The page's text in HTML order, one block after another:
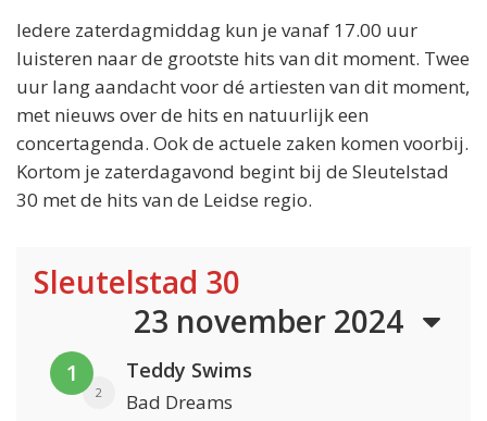
Iedere zaterdagmiddag kun je vanaf 17.00 uur
luisteren naar de grootste hits van dit moment. Twee
uur lang aandacht voor dé artiesten van dit moment,
met nieuws over de hits en natuurlijk een
concertagenda. Ook de actuele zaken komen voorbij.
Kortom je zaterdagavond begint bij de Sleutelstad
30 met de hits van de Leidse regio.
Sleutelstad 30
23 november 2024
1
2
Teddy Swims
Bad Dreams